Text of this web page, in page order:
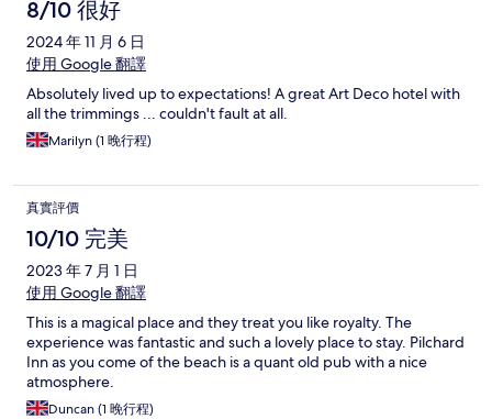
8/10 很好
2024 年 11 月 6 日
使用 Google 翻譯
Absolutely lived up to expectations! A great Art Deco hotel with
all the trimmings ... couldn't fault at all.
Marilyn (1 晚行程)
真實評價
10/10 完美
2023 年 7 月 1 日
使用 Google 翻譯
This is a magical place and they treat you like royalty. The
experience was fantastic and such a lovely place to stay. Pilchard
Inn as you come of the beach is a quant old pub with a nice
atmosphere.
Duncan (1 晚行程)